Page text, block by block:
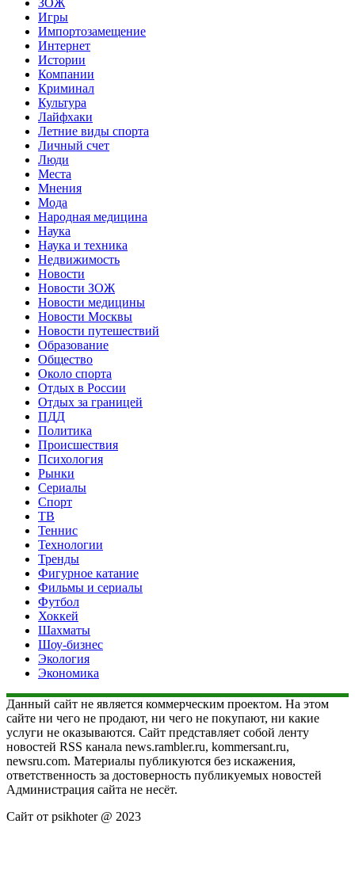
ЗОЖ
Игры
Импортозамещение
Интернет
Истории
Компании
Криминал
Культура
Лайфхаки
Летние виды спорта
Личный счет
Люди
Места
Мнения
Мода
Народная медицина
Наука
Наука и техника
Недвижимость
Новости
Новости ЗОЖ
Новости медицины
Новости Москвы
Новости путешествий
Образование
Общество
Около спорта
Отдых в России
Отдых за границей
ПДД
Политика
Происшествия
Психология
Рынки
Сериалы
Спорт
ТВ
Теннис
Технологии
Тренды
Фигурное катание
Фильмы и сериалы
Футбол
Хоккей
Шахматы
Шоу-бизнес
Экология
Экономика
Данный сайт не является коммерческим проектом. На этом
сайте ни чего не продают, ни чего не покупают, ни какие
услуги не оказываются. Сайт представляет собой ленту
новостей RSS канала news.rambler.ru, kommersant.ru,
newsru.com. Материалы публикуются без искажения,
ответственность за достоверность публикуемых новостей
Администрация сайта не несёт.
Сайт от psikhoter @ 2023